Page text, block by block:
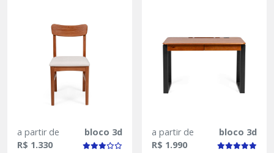
a partir de
R$ 1.330
bloco 3d
a partir de
R$ 1.990
bloco 3d